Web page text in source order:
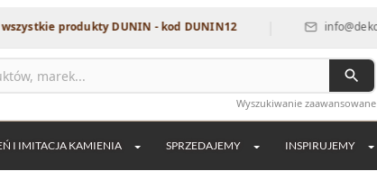
DUNIN - kod DUNIN12 | info@dekordia.pl
Wyszukiwanie zaawansowane
I IMITACJA KAMIENIA SPRZEDAJEMY INSPIRUJEMY